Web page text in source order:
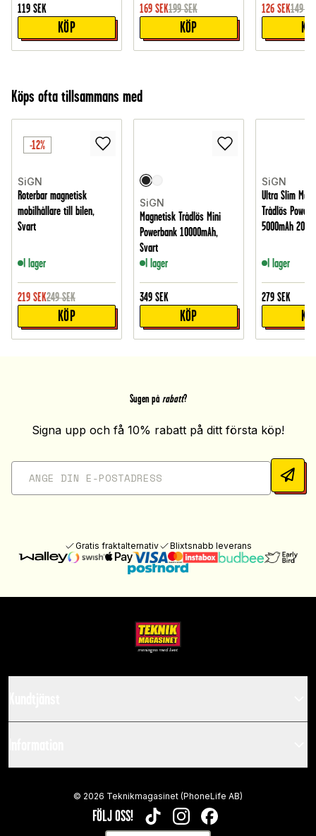
119 SEK
KÖP
169 SEK199 SEK
KÖP
126 SEK149
Köps ofta tillsammans med
-12%
SiGN
Roterbar magnetisk
mobilhållare till bilen,
Svart
I lager
219 SEK249 SEK
KÖP
SiGN
Magnetisk Trådlös Mini
Powerbank 10000mAh,
Svart
I lager
349 SEK
KÖP
SiGN
Ultra Slim
Trådlös
5000mAh 20W,
I lager
279 SEK
Sugen på rabatt?
Signa upp och få 10% rabatt på ditt första köp!
Gratis fraktalternativ Blixtsnabb leverans
FÖLJ OSS! TIKTOKINSTAGRAMFACEBOOK
© 2026 Teknikmagasinet (PhoneLife AB)